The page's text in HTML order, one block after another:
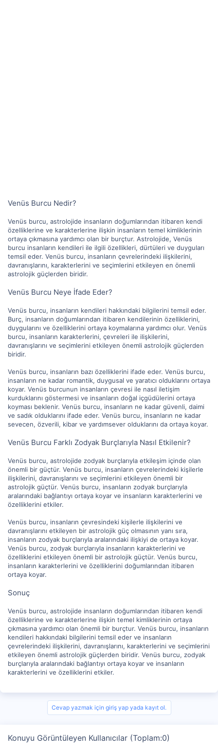
Venüs Burcu Nedir?
Venüs burcu, astrolojide insanların doğumlarından itibaren kendi
özelliklerine ve karakterlerine ilişkin insanların temel kimliklerinin
ortaya çıkmasına yardımcı olan bir burçtur. Astrolojide, Venüs
burcu insanların kendileri ile ilgili özellikleri, dürtüleri ve duyguları
temsil eder. Venüs burcu, insanların çevrelerindeki ilişkilerini,
davranışlarını, karakterlerini ve seçimlerini etkileyen en önemli
astrolojik güçlerden biridir.
Venüs Burcu Neye İfade Eder?
Venüs burcu, insanların kendileri hakkındaki bilgilerini temsil eder.
Burç, insanların doğumlarından itibaren kendilerinin özelliklerini,
duygularını ve özelliklerini ortaya koymalarına yardımcı olur. Venüs
burcu, insanların karakterlerini, çevreleri ile ilişkilerini,
davranışlarını ve seçimlerini etkileyen önemli astrolojik güçlerden
biridir.
Venüs burcu, insanların bazı özelliklerini ifade eder. Venüs burcu,
insanların ne kadar romantik, duygusal ve yaratıcı olduklarını ortaya
koyar. Venüs burcunun insanların çevresi ile nasıl iletişim
kurduklarını göstermesi ve insanların doğal içgüdülerini ortaya
koyması beklenir. Venüs burcu, insanların ne kadar güvenli, daimi
ve sadık olduklarını ifade eder. Venüs burcu, insanların ne kadar
sevecen, özverili, kibar ve yardımsever olduklarını da ortaya koyar.
Venüs Burcu Farklı Zodyak Burçlarıyla Nasıl Etkilenir?
Venüs burcu, astrolojide zodyak burçlarıyla etkileşim içinde olan
önemli bir güçtür. Venüs burcu, insanların çevrelerindeki kişilerle
ilişkilerini, davranışlarını ve seçimlerini etkileyen önemli bir
astrolojik güçtür. Venüs burcu, insanların zodyak burçlarıyla
aralarındaki bağlantıyı ortaya koyar ve insanların karakterlerini ve
özelliklerini etkiler.
Venüs burcu, insanların çevresindeki kişilerle ilişkilerini ve
davranışlarını etkileyen bir astrolojik güç olmasının yanı sıra,
insanların zodyak burçlarıyla aralarındaki ilişkiyi de ortaya koyar.
Venüs burcu, zodyak burçlarıyla insanların karakterlerini ve
özelliklerini etkileyen önemli bir astrolojik güçtür. Venüs burcu,
insanların karakterlerini ve özelliklerini doğumlarından itibaren
ortaya koyar.
Sonuç
Venüs burcu, astrolojide insanların doğumlarından itibaren kendi
özelliklerine ve karakterlerine ilişkin temel kimliklerinin ortaya
çıkmasına yardımcı olan önemli bir burçtur. Venüs burcu, insanların
kendileri hakkındaki bilgilerini temsil eder ve insanların
çevrelerindeki ilişkilerini, davranışlarını, karakterlerini ve seçimlerini
etkileyen önemli astrolojik güçlerden biridir. Venüs burcu, zodyak
burçlarıyla aralarındaki bağlantıyı ortaya koyar ve insanların
karakterlerini ve özelliklerini etkiler.
Cevap yazmak için giriş yap yada kayıt ol.
Konuyu Görüntüleyen Kullanıcılar (Toplam:0)